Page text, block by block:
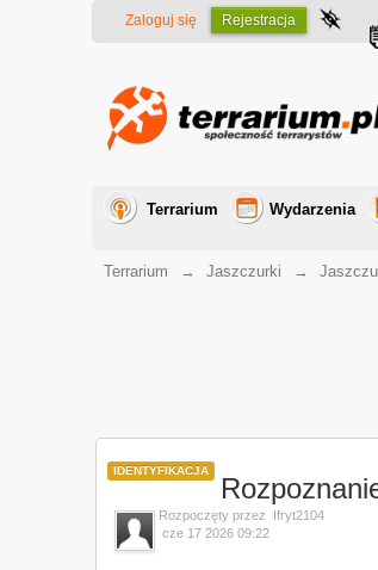
Zaloguj się Rejestracja
Terrarium Wydarzenia
Terrarium
→ Jaszczurki →
IDENTYFIKACJA
Rozpoczęty przez
Ifryt2104
cze 17 2026 09:22